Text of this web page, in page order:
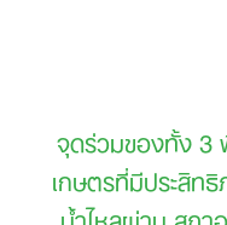
จุดร่วมของทั้ง3
เกษตรที่มีประสิท